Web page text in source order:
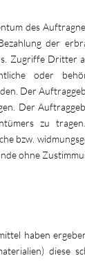
des
der
Zugriffe Dritter
oder
Der
Der
zu
bzw.
ohne
haben
diese